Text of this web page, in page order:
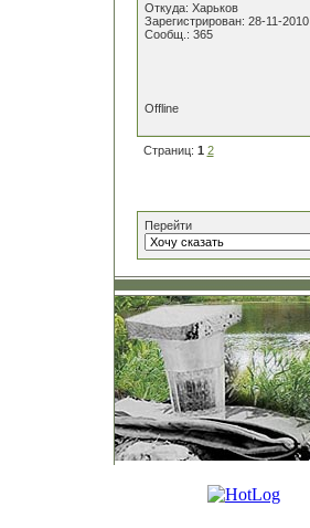
Откуда: Харьков
Зарегистрирован: 28-11-2010
Сообщ.: 365
Offline
Страниц: 1 2
Перейти